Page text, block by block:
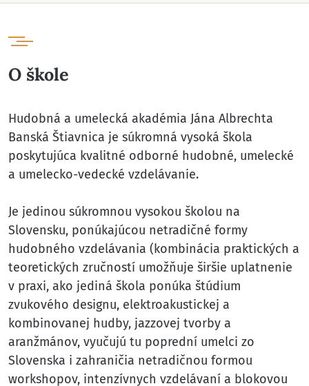
O škole
Hudobná a umelecká akadémia Jána Albrechta
Banská Štiavnica je súkromná vysoká škola
poskytujúca kvalitné odborné hudobné, umelecké
a umelecko-vedecké vzdelávanie.
Je jedinou súkromnou vysokou školou na
Slovensku, ponúkajúcou netradičné formy
hudobného vzdelávania (kombinácia praktických a
teoretických zručností umožňuje širšie uplatnenie
v praxi, ako jediná škola ponúka štúdium
zvukového designu, elektroakustickej a
kombinovanej hudby, jazzovej tvorby a
aranžmánov, vyučujú tu poprední umelci zo
Slovenska i zahraničia netradičnou formou
workshopov, intenzívnych vzdelávaní a blokovou